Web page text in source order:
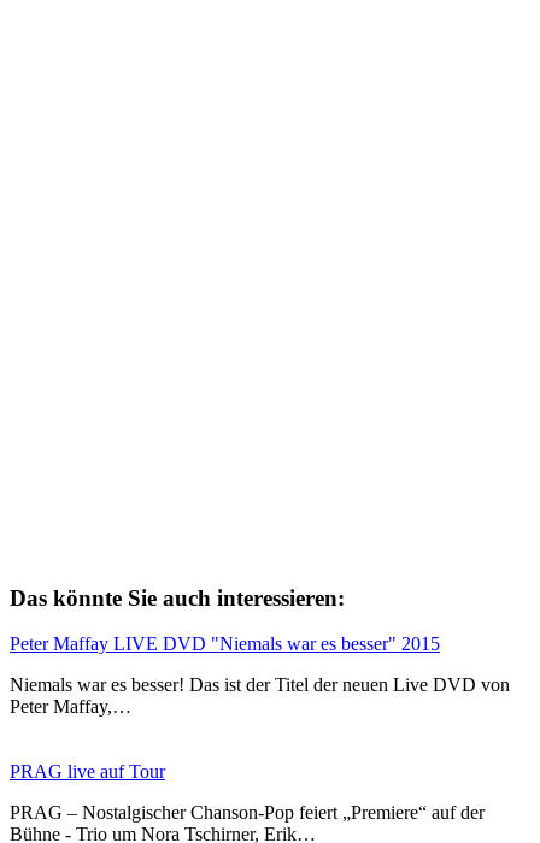
Das könnte Sie auch interessieren:
Peter Maffay LIVE DVD "Niemals war es besser" 2015
Niemals war es besser! Das ist der Titel der neuen Live DVD von
Peter Maffay,…
PRAG live auf Tour
PRAG – Nostalgischer Chanson-Pop feiert „Premiere“ auf der
Bühne - Trio um Nora Tschirner, Erik…